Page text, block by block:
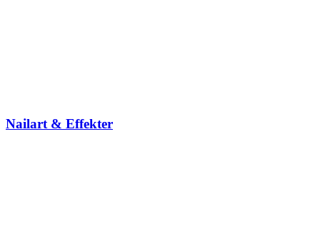
Nailart & Effekter